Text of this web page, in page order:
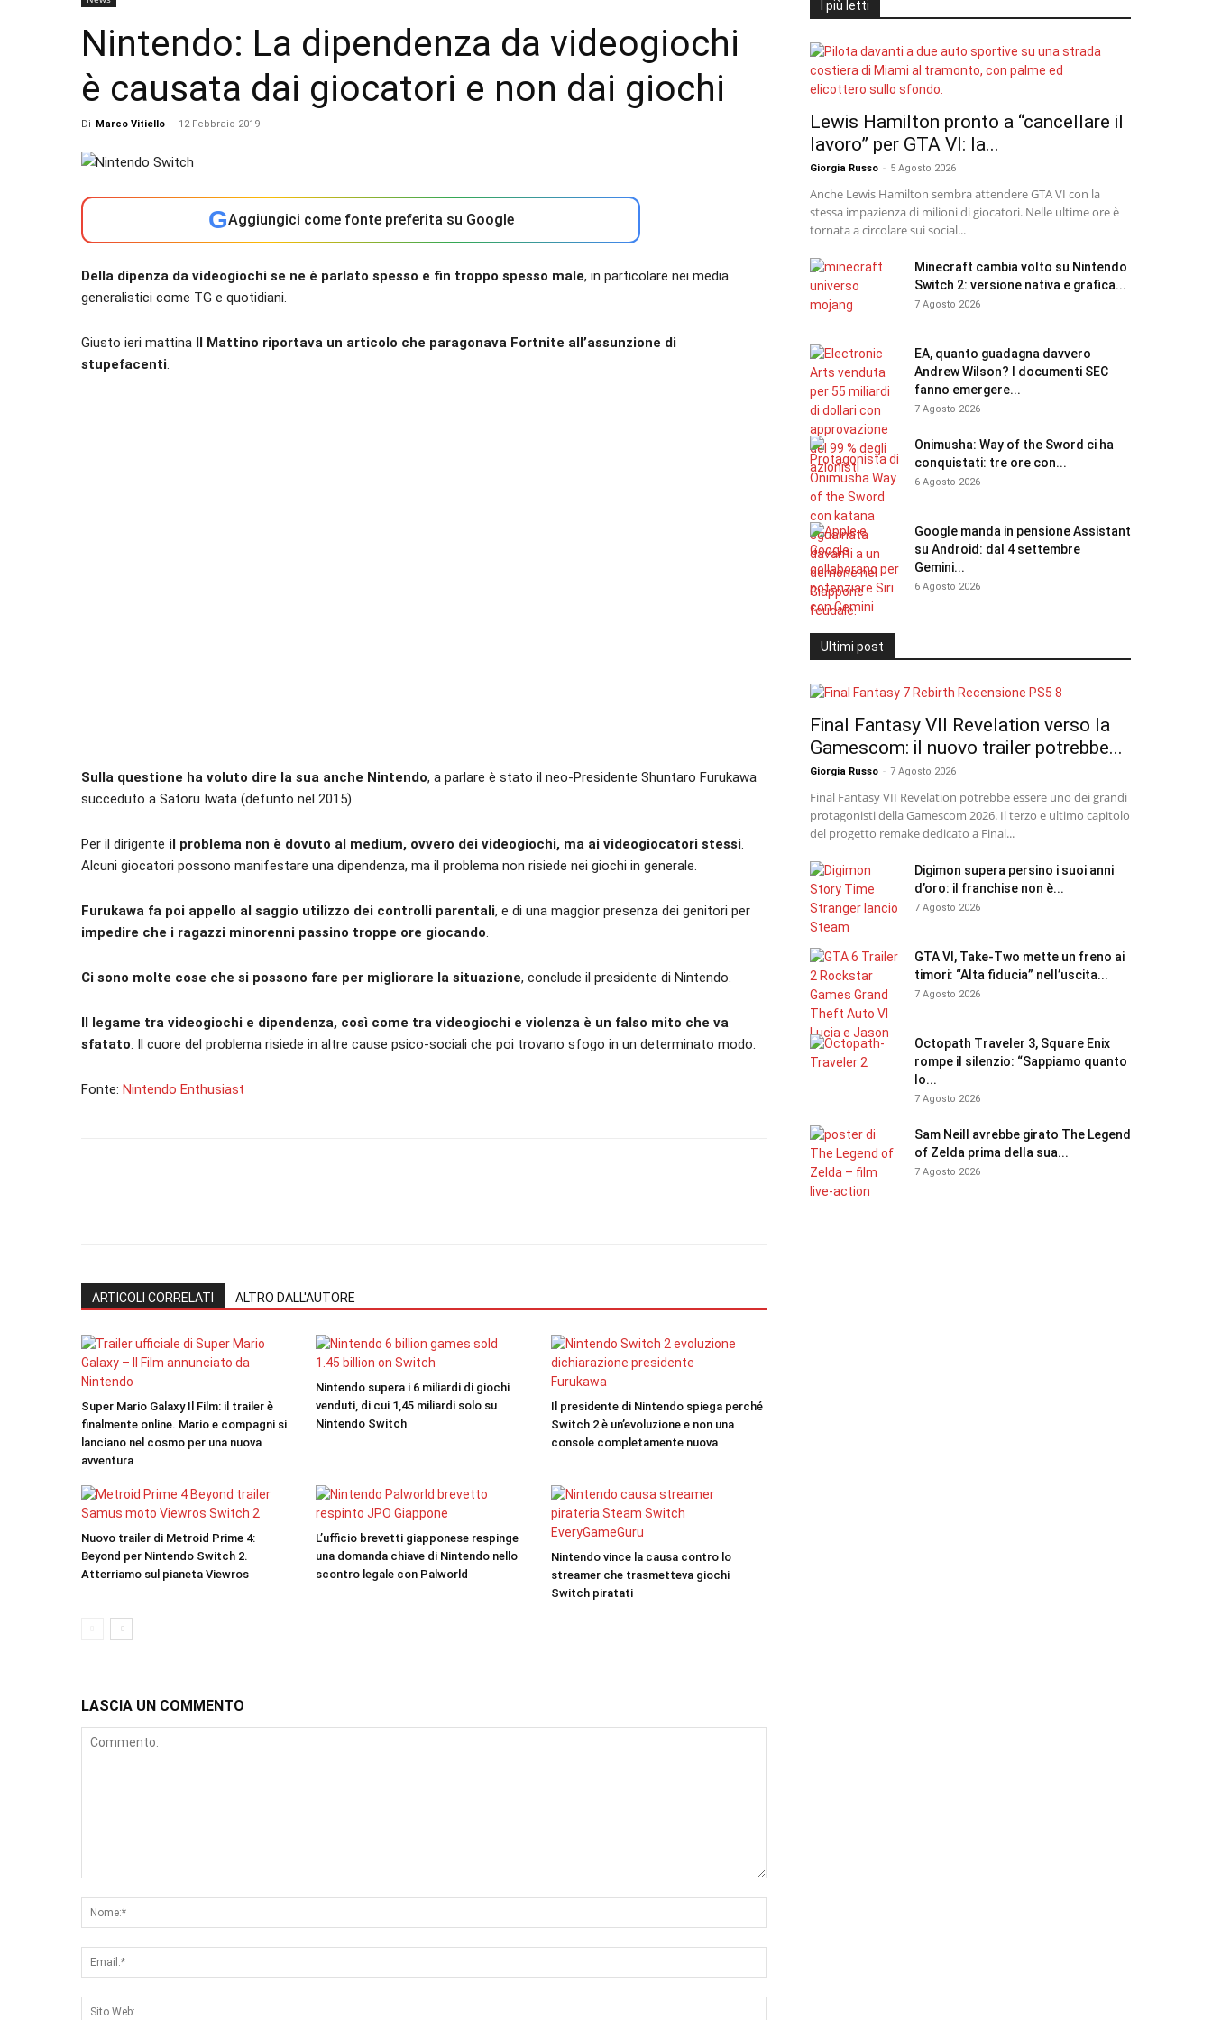
Nintendo: La dipendenza da videogiochi
è causata dai giocatori e non dai giochi
Di Marco Vitiello - 12 Febbraio 2019
GAggiungici come fonte preferita su Google
Della dipenza da videogiochi se ne è parlato spesso e fin troppo spesso male, in particolare nei media
generalistici come TG e quotidiani.
Giusto ieri mattina Il Mattino riportava un articolo che paragonava Fortnite all’assunzione di
stupefacenti.
Sulla questione ha voluto dire la sua anche Nintendo, a parlare è stato il neo-Presidente Shuntaro Furukawa
succeduto a Satoru Iwata (defunto nel 2015).
Per il dirigente il problema non è dovuto al medium, ovvero dei videogiochi, ma ai videogiocatori stessi.
Alcuni giocatori possono manifestare una dipendenza, ma il problema non risiede nei giochi in generale.
Furukawa fa poi appello al saggio utilizzo dei controlli parentali, e di una maggior presenza dei genitori per
impedire che i ragazzi minorenni passino troppe ore giocando.
Ci sono molte cose che si possono fare per migliorare la situazione, conclude il presidente di Nintendo.
Il legame tra videogiochi e dipendenza, così come tra videogiochi e violenza è un falso mito che va
sfatato. Il cuore del problema risiede in altre cause psico-sociali che poi trovano sfogo in un determinato modo.
Fonte: Nintendo Enthusiast
ARTICOLI CORRELATI ALTRO DALL'AUTORE
Super Mario Galaxy Il Film: il trailer è
finalmente online. Mario e compagni si
lanciano nel cosmo per una nuova
avventura
Nintendo supera i 6 miliardi di giochi
venduti, di cui 1,45 miliardi solo su
Nintendo Switch
Il presidente di Nintendo spiega perché
Switch 2 è un’evoluzione e non una
console completamente nuova
Nuovo trailer di Metroid Prime 4:
Beyond per Nintendo Switch 2.
Atterriamo sul pianeta Viewros
L’ufficio brevetti giapponese respinge
una domanda chiave di Nintendo nello
scontro legale con Palworld
Nintendo vince la causa contro lo
streamer che trasmetteva giochi
Switch piratati
LASCIA UN COMMENTO
I più letti
Lewis Hamilton pronto a “cancellare il
lavoro” per GTA VI: la...
Giorgia Russo - 5 Agosto 2026
Anche Lewis Hamilton sembra attendere GTA VI con la
stessa impazienza di milioni di giocatori. Nelle ultime ore è
tornata a circolare sui social...
Minecraft cambia volto su Nintendo
Switch 2: versione nativa e grafica...
7 Agosto 2026
EA, quanto guadagna davvero
Andrew Wilson? I documenti SEC
fanno emergere...
7 Agosto 2026
Onimusha: Way of the Sword ci ha
conquistati: tre ore con...
6 Agosto 2026
Google manda in pensione Assistant
su Android: dal 4 settembre
Gemini...
6 Agosto 2026
Ultimi post
Final Fantasy VII Revelation verso la
Gamescom: il nuovo trailer potrebbe...
Giorgia Russo - 7 Agosto 2026
Final Fantasy VII Revelation potrebbe essere uno dei grandi
protagonisti della Gamescom 2026. Il terzo e ultimo capitolo
del progetto remake dedicato a Final...
Digimon supera persino i suoi anni
d’oro: il franchise non è...
7 Agosto 2026
GTA VI, Take-Two mette un freno ai
timori: “Alta fiducia” nell’uscita...
7 Agosto 2026
Octopath Traveler 3, Square Enix
rompe il silenzio: “Sappiamo quanto
lo...
7 Agosto 2026
Sam Neill avrebbe girato The Legend
of Zelda prima della sua...
7 Agosto 2026